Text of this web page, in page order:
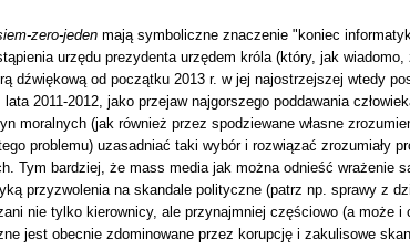
zero-jeden mają symboliczne znaczenie "koniec
urzędu prezydenta urzędem króla (który, jak
dźwiękową od początku 2013 r. w jej najostrzejszej wtedy
2011-2012, jako przejaw najgorszego poddawania
moralnych (jak również przez spodziewane własne
problemu) uzasadniać taki wybór i rozwiązać zrozumiały
Tym bardziej, że mass media jak można odnieść wrażenie
przyzwolenia na skandale polityczne (patrz np. sprawy z
nie tylko kierownicy, ale przynajmniej częściowo (a może i
jest obecnie zdominowane przez korupcję i zakulisowe